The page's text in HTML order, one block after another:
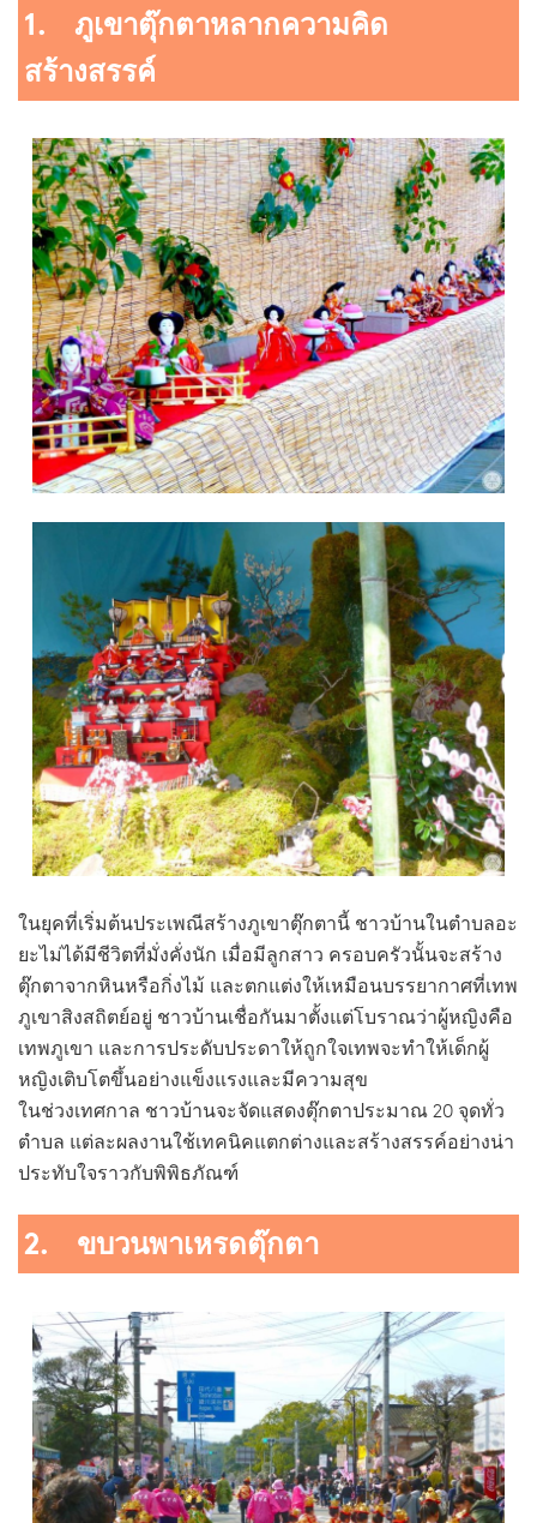
1. ภูเขาตุ๊กตาหลากความคิด
สร้างสรรค์
ในยุคที่เริ่มต้นประเพณีสร้างภูเขาตุ๊กตานี้ ชาวบ้านในตำบลอะ
ยะไม่ได้มีชีวิตที่มั่งคั่งนัก เมื่อมีลูกสาว ครอบครัวนั้นจะสร้าง
ตุ๊กตาจากหินหรือกิ่งไม้ และตกแต่งให้เหมือนบรรยากาศที่เทพ
ภูเขาสิงสถิตย์อยู่ ชาวบ้านเชื่อกันมาตั้งแต่โบราณว่าผู้หญิงคือ
เทพภูเขา และการประดับประดาให้ถูกใจเทพจะทำให้เด็กผู้
หญิงเติบโตขึ้นอย่างแข็งแรงและมีความสุข
ในช่วงเทศกาล ชาวบ้านจะจัดแสดงตุ๊กตาประมาณ 20 จุดทั่ว
ตำบล แต่ละผลงานใช้เทคนิคแตกต่างและสร้างสรรค์อย่างน่า
ประทับใจราวกับพิพิธภัณฑ์
2. ขบวนพาเหรดตุ๊กตา